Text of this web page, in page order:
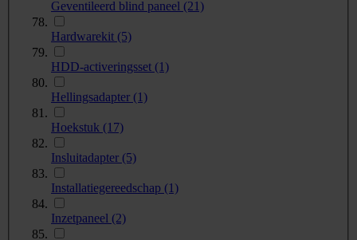
Geventileerd blind paneel (21)
Hardwarekit (5)
HDD-activeringsset (1)
Hellingsadapter (1)
Hoekstuk (17)
Insluitadapter (5)
Installatiegereedschap (1)
Inzetpaneel (2)